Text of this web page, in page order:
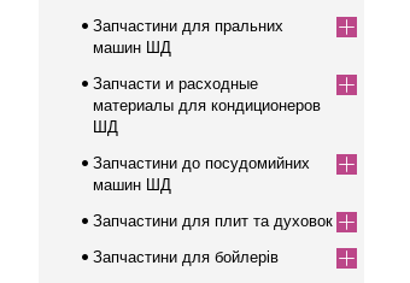
Запчастини для пральних
машин ШД
Запчасти и расходные
материалы для кондиционеров
ШД
Запчастини до посудомийних
машин ШД
Запчастини для плит та духовок
Запчастини для бойлерів